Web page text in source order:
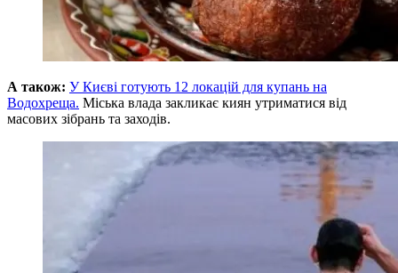
А також: У Києві готують 12 локацій для купань на
Водохреща. Міська влада закликає киян утриматися від
масових зібрань та заходів.